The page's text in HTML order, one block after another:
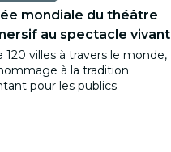
mondiale du théâtre
au spectacle vivant
villes à travers le monde,
à la tradition
pour les publics